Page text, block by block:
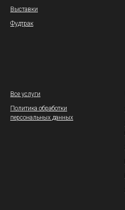
Выставки
Фудтрак
Все услуги
Политика обработки
персональных данных